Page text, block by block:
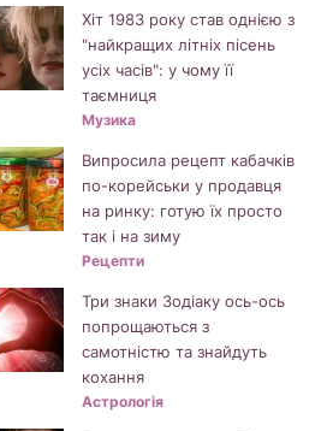
Хіт 1983 року став однією з
"найкращих літніх пісень
усіх часів": у чому її
таємниця
Музика
Випросила рецепт кабачків
по-корейськи у продавця
на ринку: готую їх просто
так і на зиму
Рецепти
Три знаки Зодіаку ось-ось
попрощаються з
самотністю та знайдуть
кохання
Астрологія